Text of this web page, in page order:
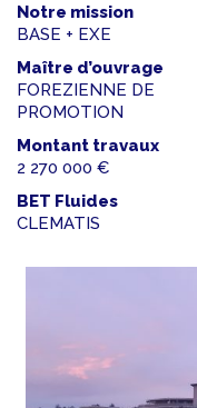
Notre mission
BASE + EXE
Maître d’ouvrage
FOREZIENNE DE
PROMOTION
Montant travaux
2 270 000 €
BET Fluides
CLEMATIS